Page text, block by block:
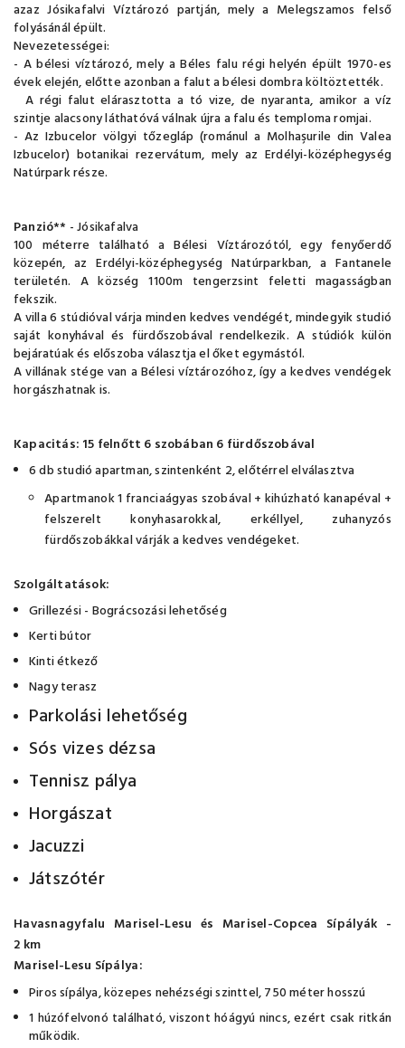
azaz Jósikafalvi Víztározó partján, mely a Melegszamos felső
folyásánál épült.
Nevezetességei:
- A bélesi víztározó, mely a Béles falu régi helyén épült 1970-es
évek elején, előtte azonban a falut a bélesi dombra költöztették.
A régi falut elárasztotta a tó vize, de nyaranta, amikor a víz
szintje alacsony láthatóvá válnak újra a falu és temploma romjai.
- Az Izbucelor völgyi tőzegláp (románul a Molhaşurile din Valea
Izbucelor) botanikai rezervátum, mely az Erdélyi-középhegység
Natúrpark része.
Panzió** - Jósikafalva
100 méterre található a Bélesi Víztározótól, egy fenyőerdő
közepén, az Erdélyi-középhegység Natúrparkban, a Fantanele
területén. A község 1100m tengerzsint feletti magasságban
fekszik.
A villa 6 stúdióval várja minden kedves vendégét, mindegyik studió
saját konyhával és fürdőszobával rendelkezik. A stúdiók külön
bejáratúak és előszoba választja el őket egymástól.
A villának stége van a Bélesi víztározóhoz, így a kedves vendégek
horgászhatnak is.
Kapacitás: 15 felnőtt 6 szobában 6 fürdőszobával
6 db studió apartman, szintenként 2, előtérrel elválasztva
Apartmanok 1 franciaágyas szobával + kihúzható kanapéval +
felszerelt konyhasarokkal, erkéllyel, zuhanyzós
fürdőszobákkal várják a kedves vendégeket.
Szolgáltatások:
Grillezési - Bográcsozási lehetőség
Kerti bútor
Kinti étkező
Nagy terasz
Parkolási lehetőség
Sós vizes dézsa
Tennisz pálya
Horgászat
Jacuzzi
Játszótér
Havasnagyfalu Marisel-Lesu és Marisel-Copcea Sípályák -
2 km
Marisel-Lesu Sípálya:
Piros sípálya, közepes nehézségi szinttel, 750 méter hosszú
1 húzófelvonó található, viszont hóágyú nincs, ezért csak ritkán
működik.